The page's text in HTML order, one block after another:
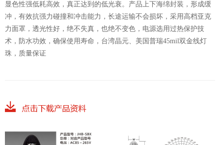
显色性强低耗高效，真正达到的低光衰。产品上下海绵封装，形成缓
冲，有效抗强力碰撞和冲击能力，长途运输不会损坏，采用高档亚克
力面罩，透光性好，绝不失真，也绝不变色，电源选用过热保护技
术，防水功效，确保使用寿命，台湾晶元、美国普瑞45mil双金线灯
珠，质量保证